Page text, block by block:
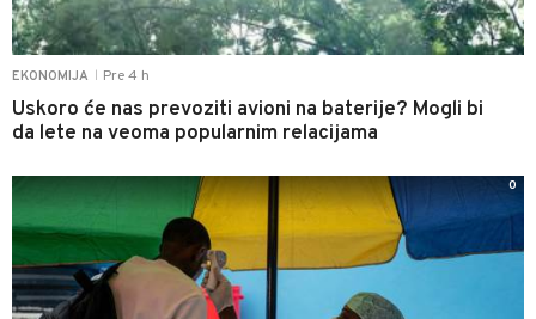
EKONOMIJA Pre 4 h
Uskoro će nas prevoziti avioni na baterije? Mogli bi
da lete na veoma popularnim relacijama
0